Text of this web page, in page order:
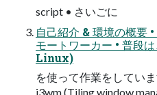
script • さいごに
自己紹介 & 環境の概要
モートワーカー • 普
Linux)
を使って作業をしてい
i3wm (Tiling window